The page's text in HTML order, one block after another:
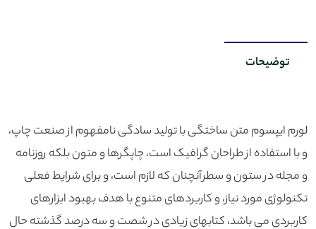
توضیحات
لورم ایپسوم متن ساختگی با تولید سادگی نامفهوم از صنعت چاپ،
و با استفاده از طراحان گرافیک است، چاپگرها و متون بلکه روزنامه
و مجله در ستون و سطرآنچنان که لازم است، و برای شرایط فعلی
تکنولوژی مورد نیاز، و کاربردهای متنوع با هدف بهبود ابزارهای
کاربردی می باشد، کتابهای زیادی در شصت و سه درصد گذشته حال